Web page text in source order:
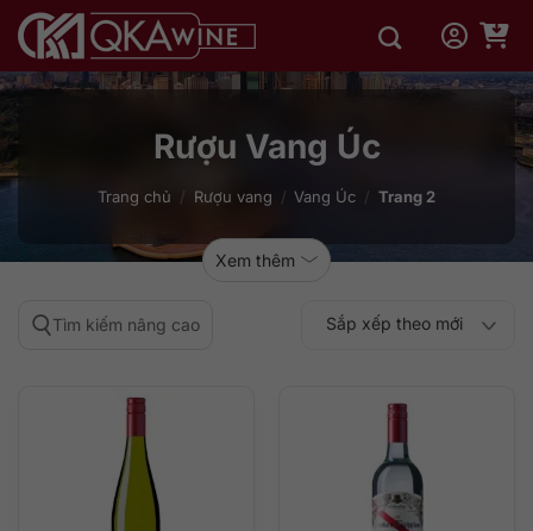
qua
dung
Rượu Vang Úc
Trang chủ / Rượu vang / Vang Úc / Trang 2
Xem thêm
Tìm kiếm nâng cao Sắp xếp theo
độ phổ biến
Sắp xếp theo mới
thấp đến cao
cao đến thấp